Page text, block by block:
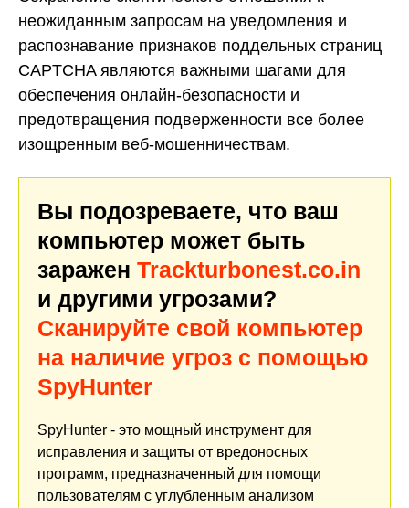
неожиданным запросам на уведомления и
распознавание признаков поддельных страниц
CAPTCHA являются важными шагами для
обеспечения онлайн-безопасности и
предотвращения подверженности все более
изощренным веб-мошенничествам.
Вы подозреваете, что ваш
компьютер может быть
заражен Trackturbonest.co.in
и другими угрозами?
Сканируйте свой компьютер
на наличие угроз с помощью
SpyHunter
SpyHunter - это мощный инструмент для
исправления и защиты от вредоносных
программ, предназначенный для помощи
пользователям с углубленным анализом